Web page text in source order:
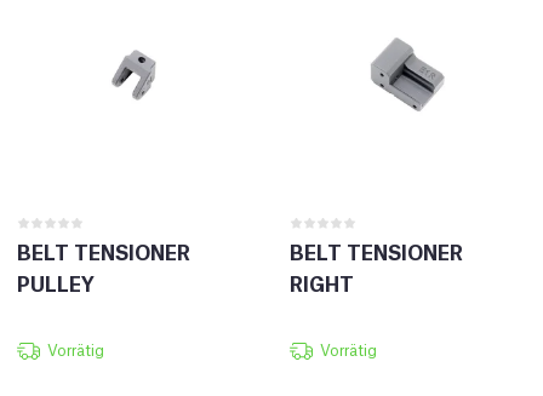
BELT TENSIONER
PULLEY
Vorrätig
BELT TENSIONER
RIGHT
Vorrätig